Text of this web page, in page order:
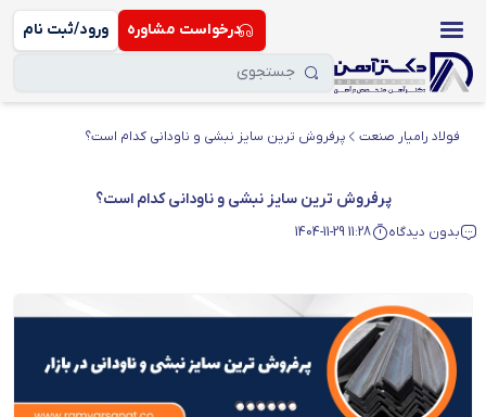
درخواست مشاوره ورود/ثبت نام
فولاد رامیار صنعت پرفروش ترین سایز نبشی و ناودانی کدام است؟
پرفروش ترین سایز نبشی و ناودانی کدام است؟
بدون دیدگاه 1404-11-29 11:28